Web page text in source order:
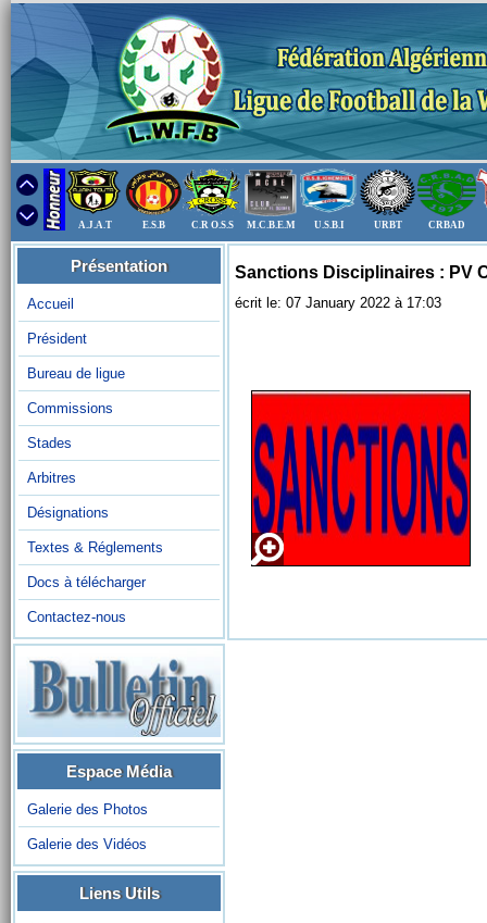
A.J.A.T E.S.B C.R O.S.S M.C.B.E.M U.S.B.I URBT CRBAD
Présentation
Accueil
Président
Bureau de ligue
Commissions
Stades
Arbitres
Désignations
Textes & Réglements
Docs à télécharger
Contactez-nous
Espace Média
Galerie des Photos
Galerie des Vidéos
Liens Utils
Sanctions Disciplinaires : PV
écrit le: 07 January 2022 à 17:03